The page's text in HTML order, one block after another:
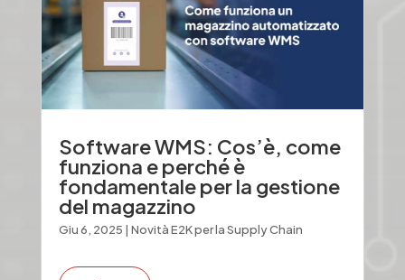
Software WMS: Cos’è, come
funziona e perché è
fondamentale per la gestione
del magazzino
Giu 6, 2025 | Novità E2K per la Supply Chain